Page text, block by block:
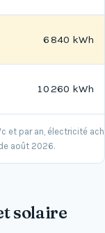
et par an, électricité
août 2026.
6 840 kWh
10 260 kWh
solaire